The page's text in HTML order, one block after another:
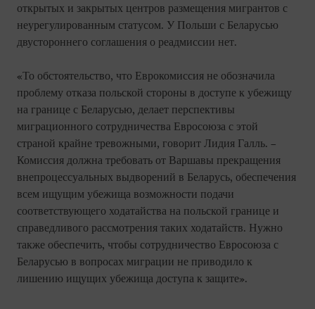
открытых и закрытых центров размещения мигрантов с
неурегулированным статусом. У Польши с Беларусью
двустороннего соглашения о реадмиссии нет.
«То обстоятельство, что Еврокомиссия не обозначила
проблему отказа польской стороны в доступе к убежищу
на границе с Беларусью, делает перспективы
миграционного сотрудничества Евросоюза с этой
страной крайне тревожными, говорит Лидия Галль. –
Комиссия должна требовать от Варшавы прекращения
внепроцессуальных выдворений в Беларусь, обеспечения
всем ищущим убежища возможности подачи
соответствующего ходатайства на польской границе и
справедливого рассмотрения таких ходатайств. Нужно
также обеспечить, чтобы сотрудничество Евросоюза с
Беларусью в вопросах миграции не приводило к
лишению ищущих убежища доступа к защите».